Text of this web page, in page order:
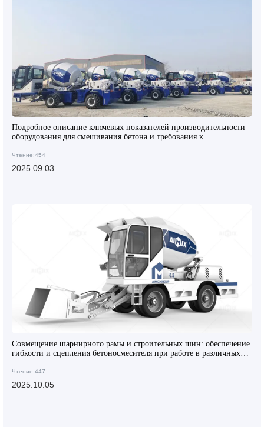
Подробное описание ключевых показателей производительности
оборудования для смешивания бетона и требования к
Чтение:454
2025.09.03
Совмещение шарнирного рамы и строительных шин: обеспечение
гибкости и сцепления бетоносмесителя при работе в различных
Чтение:447
2025.10.05